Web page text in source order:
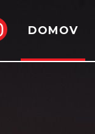
DOMOV